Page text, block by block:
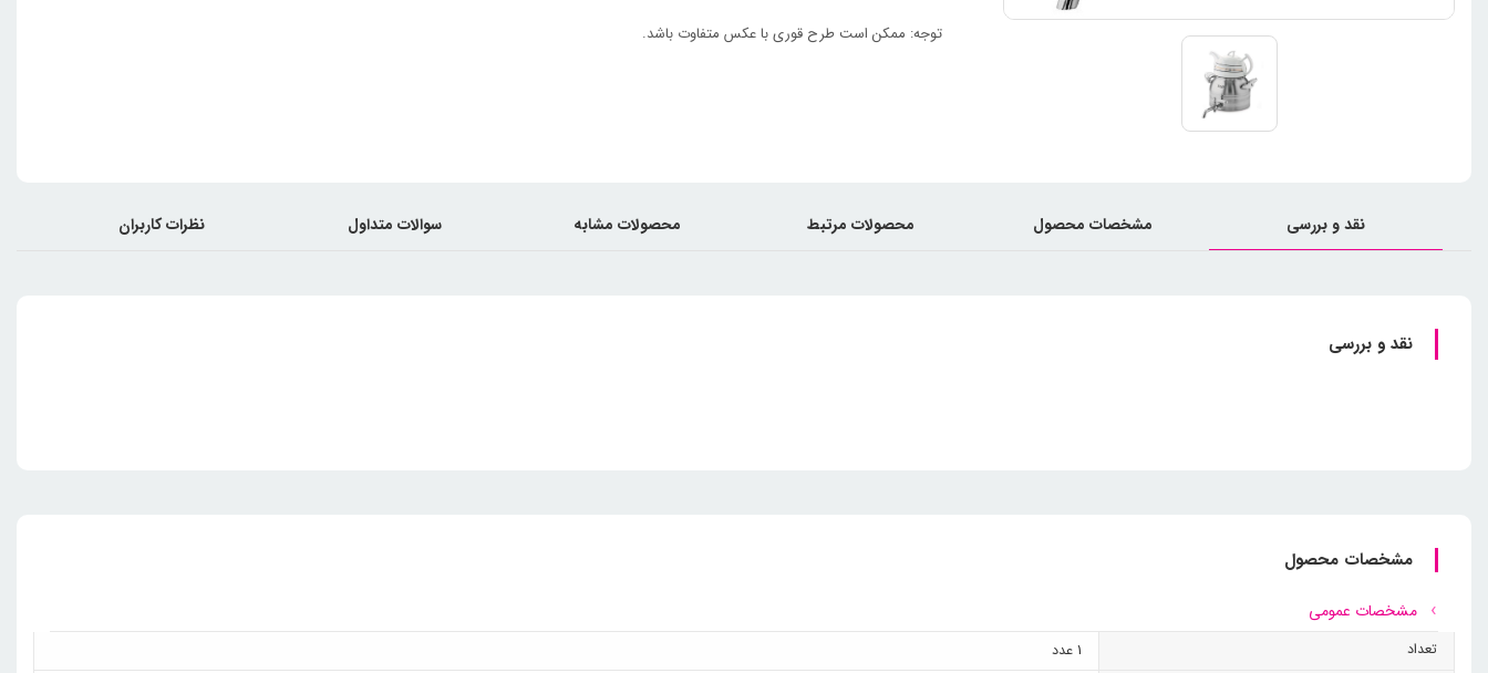
توجه: ممکن است طرح قوری با عکس متفاوت باشد.
نقد و بررسی مشخصات محصول محصولات مرتبط محصولات مشابه سوالات متداول نظرات کاربران
نقد و بررسی
مشخصات محصول
مشخصات عمومی
تعداد
1 عدد